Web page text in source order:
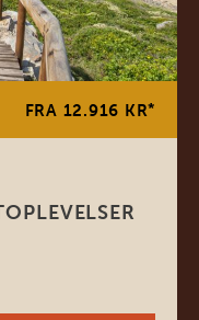
FRA 12.916 KR*